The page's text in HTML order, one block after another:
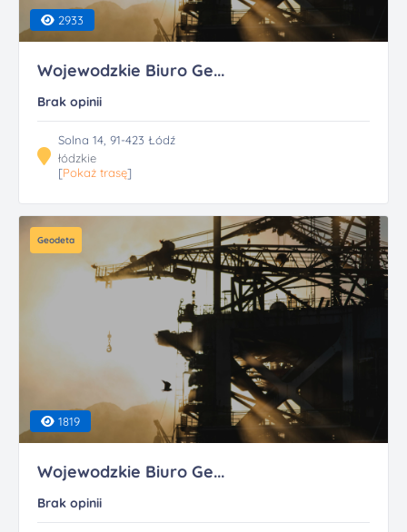
2933
Wojewodzkie Biuro Ge...
Brak opinii
Solna 14, 91-423 Łódź
łódzkie
[Pokaż trasę]
Geodeta
1819
Wojewodzkie Biuro Ge...
Brak opinii